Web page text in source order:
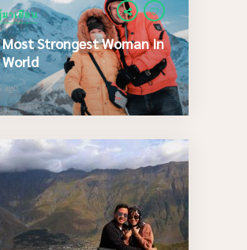
าเยือน
Strongest Woman In
ago